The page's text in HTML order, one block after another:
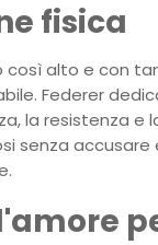
fisica
così alto e con
Federer
la resistenza
senza